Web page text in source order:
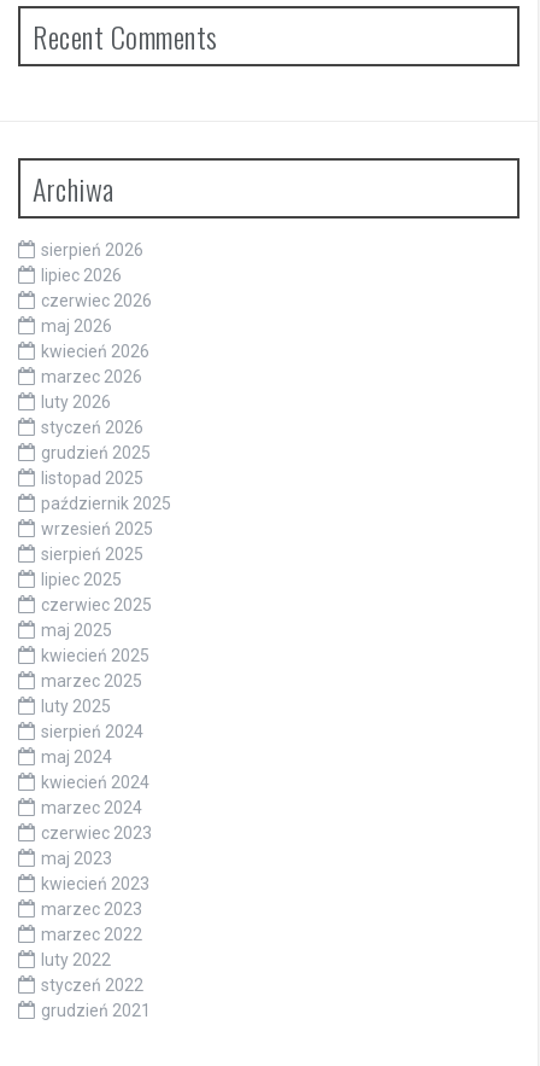
Recent Comments
Archiwa
sierpień 2026
lipiec 2026
czerwiec 2026
maj 2026
kwiecień 2026
marzec 2026
luty 2026
styczeń 2026
grudzień 2025
listopad 2025
październik 2025
wrzesień 2025
sierpień 2025
lipiec 2025
czerwiec 2025
maj 2025
kwiecień 2025
marzec 2025
luty 2025
sierpień 2024
maj 2024
kwiecień 2024
marzec 2024
czerwiec 2023
maj 2023
kwiecień 2023
marzec 2023
marzec 2022
luty 2022
styczeń 2022
grudzień 2021